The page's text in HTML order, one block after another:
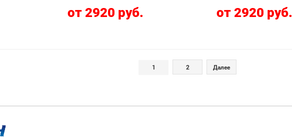
от 2920 руб. от 2920
1 2 Далее